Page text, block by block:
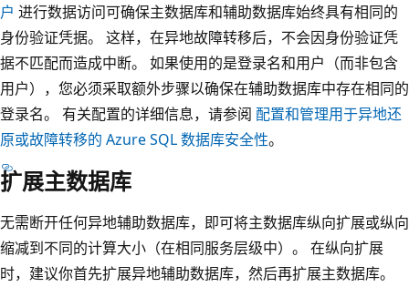
户 进行数据访问可确保主数据库和辅助数据库始终具有相同的
身份验证凭据。 这样，在异地故障转移后，不会因身份验证凭
据不匹配而造成中断。 如果使用的是登录名和用户（而非包含
用户），您必须采取额外步骤以确保在辅助数据库中存在相同的
登录名。 有关配置的详细信息，请参阅 配置和管理用于异地还
原或故障转移的 Azure SQL 数据库安全性。
扩展主数据库
无需断开任何异地辅助数据库，即可将主数据库纵向扩展或纵向
缩减到不同的计算大小（在相同服务层级中）。 在纵向扩展
时，建议你首先扩展异地辅助数据库，然后再扩展主数据库。